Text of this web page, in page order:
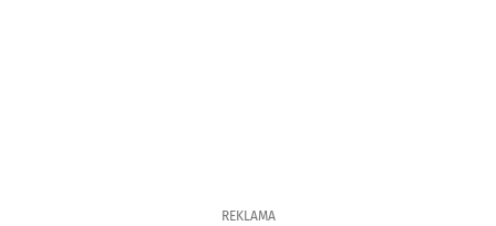
REKLAMA